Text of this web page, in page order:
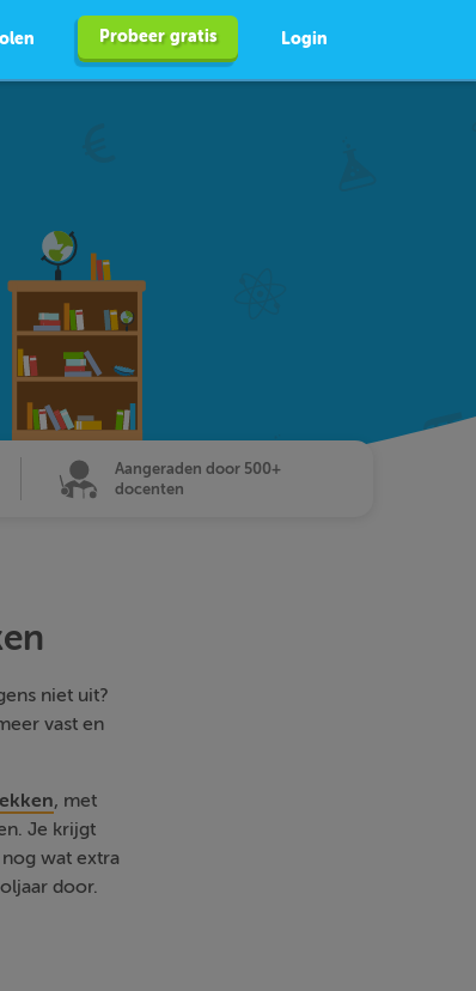
Probeer gratis Login
Aangeraden door 500+
docenten
niet uit?
vast en
, met
Je krijgt
wat extra
door.